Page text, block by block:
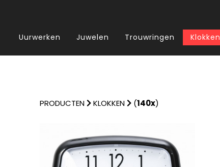
Uurwerken Juwelen Trouwringen Klokken
PRODUCTEN KLOKKEN (140x)